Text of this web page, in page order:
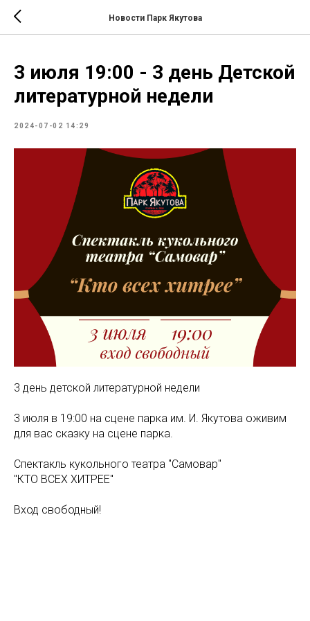
Новости Парк Якутова
3 июля 19:00 - 3 день Детской
литературной недели
2024-07-02 14:29
3 день детской литературной недели
3 июля в 19:00 на сцене парка им. И. Якутова оживим
для вас сказку на сцене парка.
Спектакль кукольного театра "Самовар"
"КТО ВСЕХ ХИТРЕЕ"
Вход свободный!